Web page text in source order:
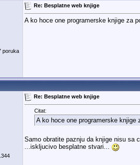
poruka
Re: Besplatne web knjige
A ko hoce one programerske knjige za
Re: Besplatne web knjige
Citat:
A ko hoce one programerske
Samo obratite paznju da knjige nisu sa
...iskljucivo besplatne stvari...